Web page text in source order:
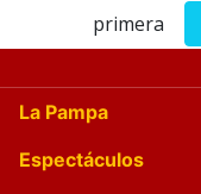
primera
La Pampa
Espectáculos